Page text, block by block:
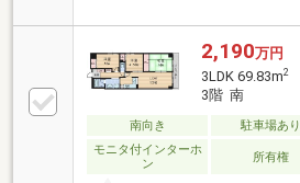
2,190万円
3LDK 69.83m2
3階 南
南向き 駐車場あり
モニタ付インターホ
ン
所有権